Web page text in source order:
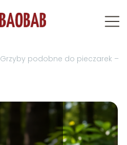
Grzyby podobne do pieczarek –